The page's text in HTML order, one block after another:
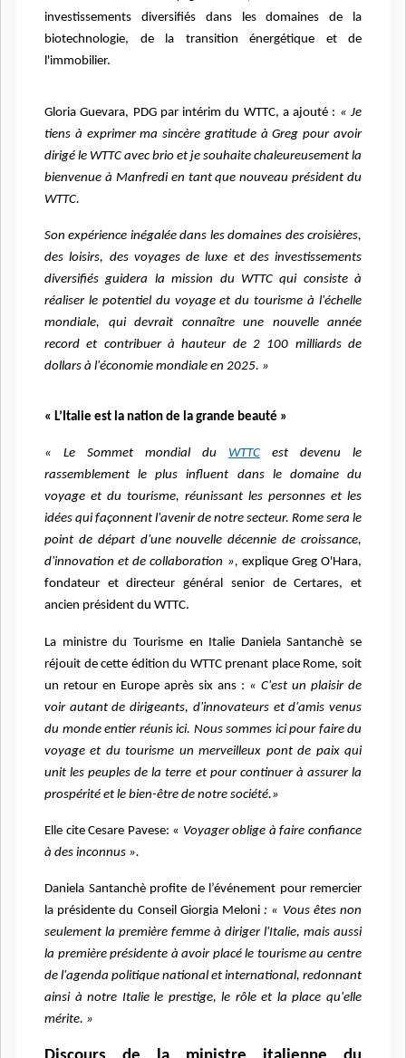
investissements diversifiés dans les domaines de la
biotechnologie, de la transition énergétique et de
l'immobilier.
Gloria Guevara, PDG par intérim du WTTC, a ajouté : « Je
tiens à exprimer ma sincère gratitude à Greg pour avoir
dirigé le WTTC avec brio et je souhaite chaleureusement la
bienvenue à Manfredi en tant que nouveau président du
WTTC.
Son expérience inégalée dans les domaines des croisières,
des loisirs, des voyages de luxe et des investissements
diversifiés guidera la mission du WTTC qui consiste à
réaliser le potentiel du voyage et du tourisme à l'échelle
mondiale, qui devrait connaître une nouvelle année
record et contribuer à hauteur de 2 100 milliards de
dollars à l'économie mondiale en 2025. »
« L’Italie est la nation de la grande beauté »
« Le Sommet mondial du WTTC est devenu le
rassemblement le plus influent dans le domaine du
voyage et du tourisme, réunissant les personnes et les
idées qui façonnent l'avenir de notre secteur. Rome sera le
point de départ d'une nouvelle décennie de croissance,
d'innovation et de collaboration », explique Greg O'Hara,
fondateur et directeur général senior de Certares, et
ancien président du WTTC.
La ministre du Tourisme en Italie Daniela Santanchè se
réjouit de cette édition du WTTC prenant place Rome, soit
un retour en Europe après six ans : « C'est un plaisir de
voir autant de dirigeants, d'innovateurs et d'amis venus
du monde entier réunis ici. Nous sommes ici pour faire du
voyage et du tourisme un merveilleux pont de paix qui
unit les peuples de la terre et pour continuer à assurer la
prospérité et le bien-être de notre société.»
Elle cite Cesare Pavese: « Voyager oblige à faire confiance
à des inconnus ».
Daniela Santanchè profite de l’événement pour remercier
la présidente du Conseil Giorgia Meloni : « Vous êtes non
seulement la première femme à diriger l'Italie, mais aussi
la première présidente à avoir placé le tourisme au centre
de l'agenda politique national et international, redonnant
ainsi à notre Italie le prestige, le rôle et la place qu'elle
mérite. »